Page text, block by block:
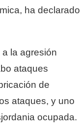
ha declarado
la agresión
ataques
de
ataques, y uno
ocupada.